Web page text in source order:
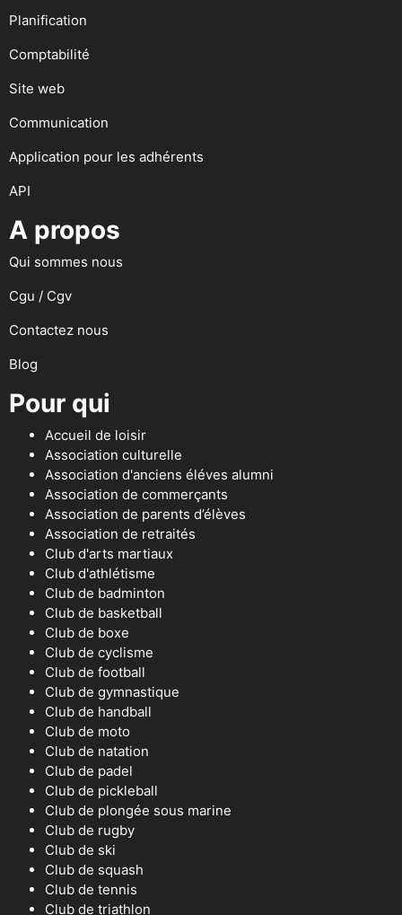
Planification
Comptabilité
Site web
Communication
Application pour les adhérents
API
A propos
Qui sommes nous
Cgu / Cgv
Contactez nous
Blog
Pour qui
Accueil de loisir
Association culturelle
Association d'anciens éléves alumni
Association de commerçants
Association de parents d’élèves
Association de retraités
Club d'arts martiaux
Club d'athlétisme
Club de badminton
Club de basketball
Club de boxe
Club de cyclisme
Club de football
Club de gymnastique
Club de handball
Club de moto
Club de natation
Club de padel
Club de pickleball
Club de plongée sous marine
Club de rugby
Club de ski
Club de squash
Club de tennis
Club de triathlon